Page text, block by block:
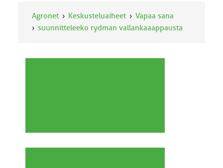
Agronet Keskusteluaiheet
Vapaa sana
suunnitteleeko rydman vallankaaappausta